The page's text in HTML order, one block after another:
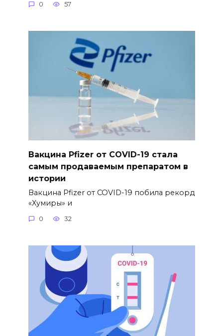
0 57
Вакцина Pfizer от COVID-19 стала
самым продаваемым препаратом в
истории
Вакцина Pfizer от COVID-19 побила рекорд
«Хумиры» и
0 32